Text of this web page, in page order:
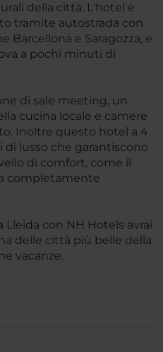
della città. L'hotel è
tramite autostrada con
e Saragozza, e
a pochi minuti di
di sale meeting, un
cucina locale e camere
Inoltre questo hotel a 4
di lusso che garantiscono
di comfort, come il
completamente
con NH Hotels avrai
delle città più belle della
vacanze.